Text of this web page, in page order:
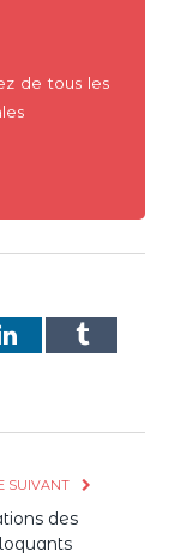
de tous les
LinkedInTumblr
SUIVANT
des